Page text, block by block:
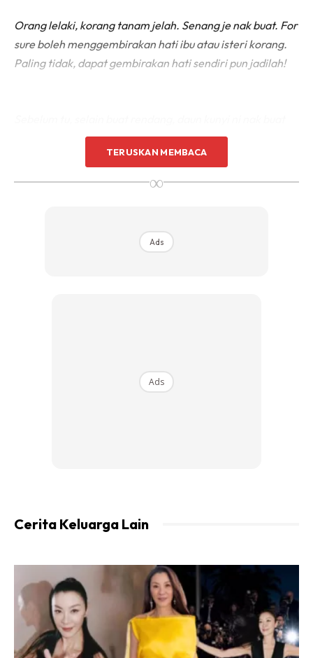
Orang lelaki, korang tanam jelah. Senang je nak buat. For
sure boleh menggembirakan hati ibu atau isteri korang.
Paling tidak, dapat gembirakan hati sendiri pun jadilah!
apa? Haa, banyak boleh guna dalam masakan. Saya pun
tak reti sangat, minta tolong chef tetap kat dalam rumah
Rujuk gambar untuk step tanam kunyit. Pada setiap
Ads
TERUSKAN MEMBACA
∞
Ads
Ads
Cerita Keluarga Lain